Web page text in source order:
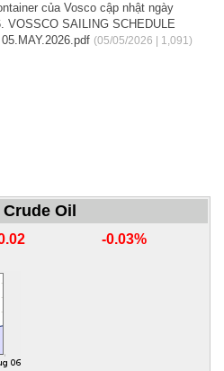
của Vosco cập nhật ngày
VOSSCO SAILING SCHEDULE
(05/05/2026 | 1,091)
Crude Oil
-0.03%